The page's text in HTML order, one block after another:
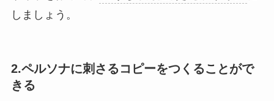
しましょう。
2.ペルソナに刺さるコピーをつくることがで
きる